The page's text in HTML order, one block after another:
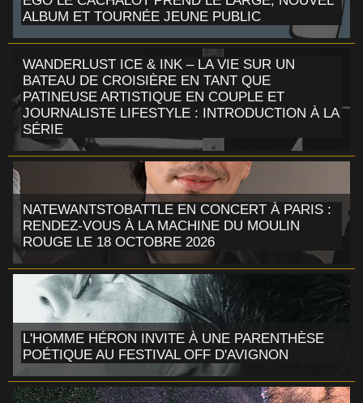
ALBUM ET TOURNÉE JEUNE PUBLIC
WANDERLUST ICE & INK – LA VIE SUR UN
BATEAU DE CROISIÈRE EN TANT QUE
PATINEUSE ARTISTIQUE EN COUPLE ET
JOURNALISTE LIFESTYLE : INTRODUCTION À LA
SÉRIE
NATEWANTSTOBATTLE EN CONCERT À PARIS :
RENDEZ-VOUS À LA MACHINE DU MOULIN
ROUGE LE 18 OCTOBRE 2026
L'HOMME HÉRON INVITE À UNE PARENTHÈSE
POÉTIQUE AU FESTIVAL OFF D'AVIGNON